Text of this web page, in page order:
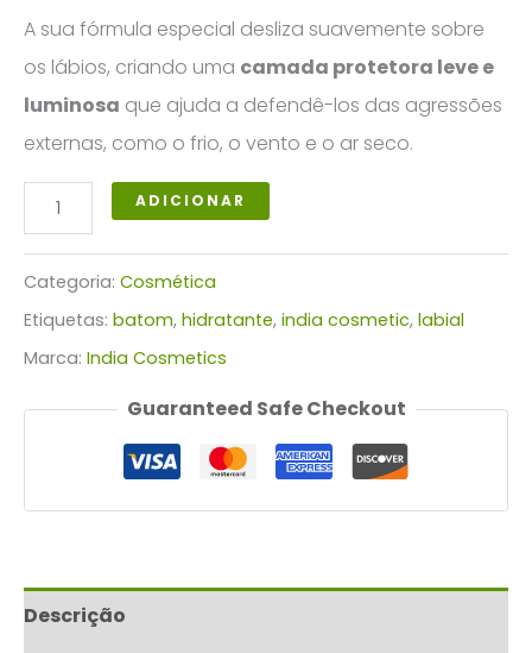
A sua fórmula especial desliza suavemente sobre
os lábios, criando uma camada protetora leve e
luminosa que ajuda a defendê-los das agressões
externas, como o frio, o vento e o ar seco.
Quantidade
de
Bálsamo
labial
3,8
ADICIONAR
Categoria: Cosmética
Etiquetas: batom, hidratante, india cosmetic, labial
Marca: India Cosmetics
Guaranteed Safe Checkout
Descrição